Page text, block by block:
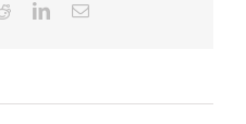
RedditLinkedInЕлектронна